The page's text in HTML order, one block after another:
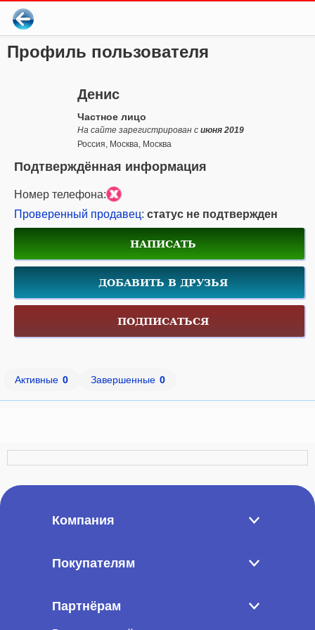
Профиль пользователя
Денис
Частное лицо
На сайте зарегистрирован с июня 2019
Россия, Москва, Москва
Подтверждённая информация
Номер телефона:
Проверенный продавец: статус не подтвержден
НАПИСАТЬ
ДОБАВИТЬ В ДРУЗЬЯ
ПОДПИСАТЬСЯ
Активные 0 Завершенные 0
Компания
Покупателям
Партнёрам